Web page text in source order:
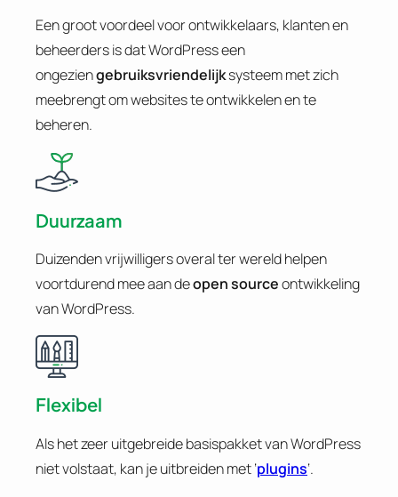
Een groot voordeel voor ontwikkelaars, klanten en
beheerders is dat WordPress een
ongeziengebruiksvriendelijksysteem met zich
meebrengt om websites te ontwikkelen en te
beheren.
Duurzaam
Duizenden vrijwilligers overal ter wereld helpen
voortdurend mee aan deopen sourceontwikkeling
van WordPress.
Flexibel
Als het zeer uitgebreide basispakket van WordPress
niet volstaat, kan je uitbreiden met ‘plugins‘.